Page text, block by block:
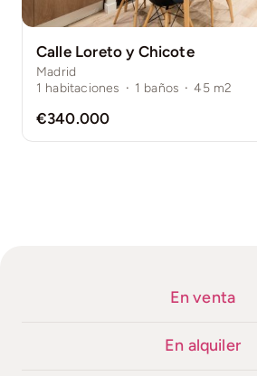
Calle Loreto y Chicote
Madrid
1 habitaciones · 1 baños · 45 m2
€340.000
En venta
En alquiler